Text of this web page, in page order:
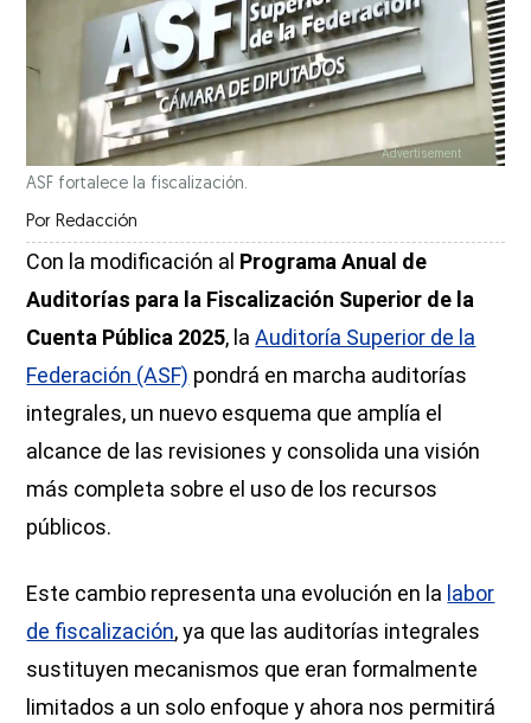
ASF fortalece la fiscalización.
Por Redacción
Con la modificación al Programa Anual de
Auditorías para la Fiscalización Superior de la
Cuenta Pública 2025, laAuditoría Superior de la
Federación (ASF) pondrá en marcha auditorías
integrales, un nuevo esquema que amplía el
alcance de las revisiones y consolida una visión
más completa sobre el uso de los recursos
públicos.
Este cambio representa una evolución en la labor
de fiscalización, ya que las auditorías integrales
sustituyen mecanismos que eran formalmente
limitados a un solo enfoque y ahora nos permitirá